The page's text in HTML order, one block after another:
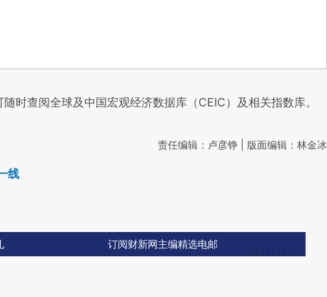
随时查阅全球及中国宏观经济数据库（CEIC）及相关指数库。
责任编辑：卢彦铮 | 版面编辑：林金冰
线
订阅财新网主编精选电邮